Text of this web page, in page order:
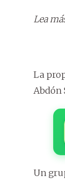
Lea
La
Abdón
Un